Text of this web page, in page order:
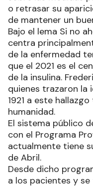
o retrasar su
de mantener un
Bajo el lema Si no
centra
de la enfermedad
que el 2021 es el
de la insulina.
quienes trazaron la
1921 a este
humanidad.
El sistema público
con el Programa
actualmente tiene
de Abril.
Desde dicho
a los pacientes y